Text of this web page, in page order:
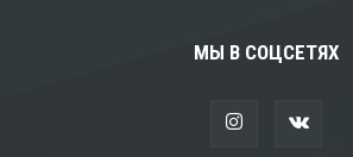
МЫ В СОЦСЕТЯХ